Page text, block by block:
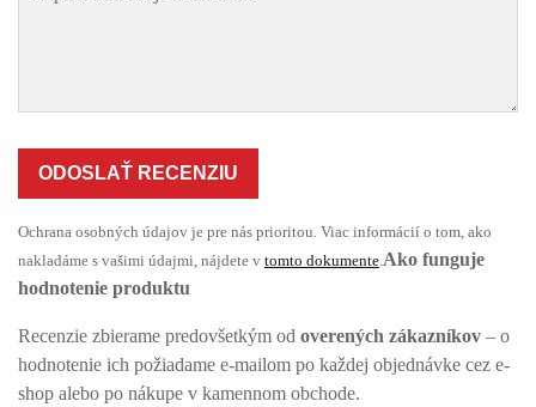
ODOSLAŤ RECENZIU
Ochrana osobných údajov je pre nás prioritou. Viac informácií o tom, ako
nakladáme s vašimi údajmi, nájdete v tomto dokumente.Ako funguje
hodnotenie produktu
Recenzie zbierame predovšetkým od overených zákazníkov – o
hodnotenie ich požiadame e-mailom po každej objednávke cez e-
shop alebo po nákupe v kamennom obchode.